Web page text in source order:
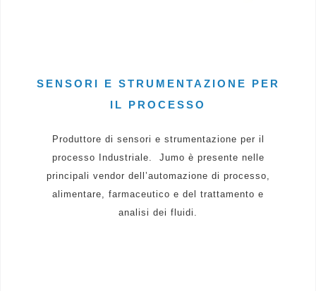
SENSORI E STRUMENTAZIONE PER
IL PROCESSO
Produttore di sensori e strumentazione per il
processo Industriale.
Jumo è presente nelle
principali vendor dell’automazione di processo,
alimentare, farmaceutico e del trattamento e
analisi dei fluidi.